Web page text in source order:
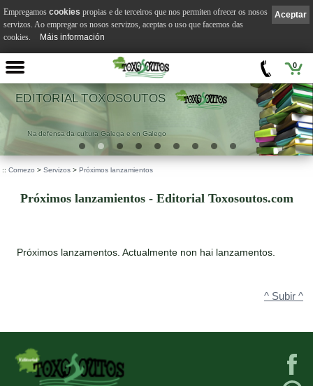
0
TOXOSOUTOS
da cultura Galega e en Galego
:: Comezo > Servizos > Próximos lanzamientos
Próximos lanzamientos - Editorial Toxosoutos.com
Próximos lanzamentos. Actualmente non hai lanzamentos.
^ Subir ^
Aceptar
Empregamos cookies propias e de terceiros que nos permiten ofrecer os nosos
servizos. Ao empregar os nosos servizos, aceptas o uso que facemos das
cookies.
Máis información